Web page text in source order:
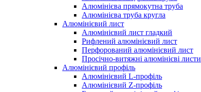
Алюмінієва прямокутна труба
Алюмінієва труба кругла
Алюмінієвий лист
Алюмінієвий лист гладкий
Рифлений алюмінієвий лист
Перфорований алюмінієвий лист
Просічно-витяжні алюмінієві листи
Алюмінієвий профіль
Алюмінієвий L-профіль
Алюмінієвий Z-профіль